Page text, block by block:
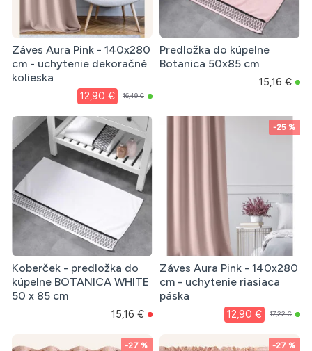
Záves Aura Pink - 140x280
cm - uchytenie dekoračné
kolieska
12,90 € 16,49 €
Predložka do kúpelne
Botanica 50x85 cm
15,16 €
Koberček - predložka do
kúpelne BOTANICA WHITE
50 x 85 cm
15,16 €
-25 %
Záves Aura Pink - 140x280
cm - uchytenie riasiaca
páska
12,90 € 17,22 €
-27 % -27 %